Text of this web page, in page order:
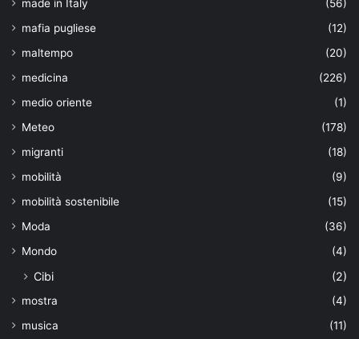
made in Italy
(56)
mafia pugliese
(12)
maltempo
(20)
medicina
(226)
medio oriente
(1)
Meteo
(178)
migranti
(18)
mobilità
(9)
mobilità sostenibile
(15)
Moda
(36)
Mondo
(4)
Cibi (2)
mostra
(4)
musica
(11)